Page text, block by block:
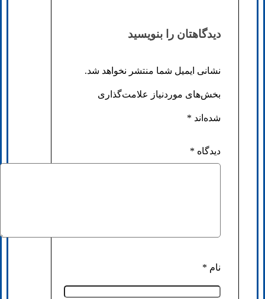
دیدگاهتان را بنویسید
نشانی ایمیل شما منتشر نخواهد شد.
بخش‌های موردنیاز علامت‌گذاری
شده‌اند *
دیدگاه *
نام *